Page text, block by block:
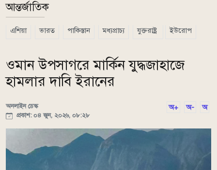
আন্তর্জাতিক
এশিয়া ভারত পাকিস্তান মধ্যপ্রাচ্য যুক্তরাষ্ট্র ইউরোপ
ওমান উপসাগরে মার্কিন যুদ্ধজাহাজে
হামলার দাবি ইরানের
অনলাইন ডেস্ক
প্রকাশ: ০৪ জুন, ২০২৬, ০৮:২৮
অ+ অ- অ